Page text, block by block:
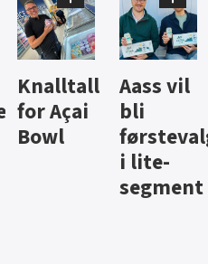
Brus og
jus fra
Berentsen
Hard
iste fra
Hansa